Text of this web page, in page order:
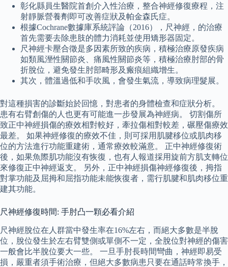
彰化縣員生醫院首創介入性治療，整合神經修復療程，注
射靜脈營養劑即可改善症狀及帕金森氏症。
根據Cochrane數據庫系統評論（2016），尺神經，的治療
首先需要去除患肢的體力消耗並使用矯形器固定。
尺神經卡壓合徵是多因素所致的疾病，積極治療原發疾病
如類風溼性關節炎、痛風性關節炎等，積極治療肘部的骨
折脫位，避免發生肘部畸形及瘢痕組織增生。
其次，體溫過低和手吹風，會發生氣流，導致病理髮展。
對這種損害的診斷始於回憶，對患者的身體檢查和症狀分析。
患有右臂創傷的人也更有可能進一步發展為神經病。 切割傷所
致正中神經損傷的療效相對較好，牽拉傷相對較差，碾壓傷療效
最差。 如果神經修復的療效不佳，則可採用肌腱移位或肌肉移
位的方法進行功能重建術，通常療效較滿意。 正中神經修復術
後，如果魚際肌功能沒有恢復，也有人報道採用旋前方肌支轉位
來修復正中神經返支。 另外，正中神經損傷神經修復後，拇指
對掌功能及屈拇和屈指功能未能恢復者，需行肌腱和肌肉移位重
建其功能。
尺神經修復時間: 手肘凸一顆必看介紹
尺神經脫位在人群當中發生率在16%左右，而絕大多數是半脫
位，脫位發生於左右臂雙側或單側不一定，全脫位對神經的傷害
一般會比半脫位要大一些。 一旦手肘長時間彎曲，神經即易受
損，嚴重者須手術治療，但絕大多數病患只要在通話時常換手，